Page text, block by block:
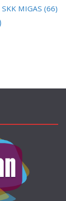
SKK MIGAS (66)